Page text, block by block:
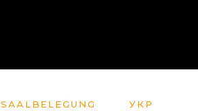
SAALBELEGUNG УКР